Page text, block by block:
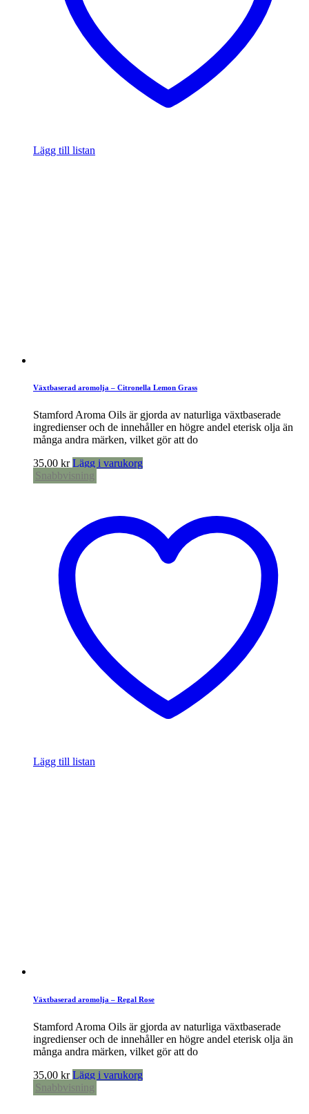
Lägg till listan
Växtbaserad aromolja – Citronella Lemon Grass
Stamford Aroma Oils är gjorda av naturliga växtbaserade
ingredienser och de innehåller en högre andel eterisk olja än
många andra märken, vilket gör att do
35,00 kr Lägg i varukorg
Snabbvisning
Lägg till listan
Växtbaserad aromolja – Regal Rose
Stamford Aroma Oils är gjorda av naturliga växtbaserade
ingredienser och de innehåller en högre andel eterisk olja än
många andra märken, vilket gör att do
35,00 kr Lägg i varukorg
Snabbvisning